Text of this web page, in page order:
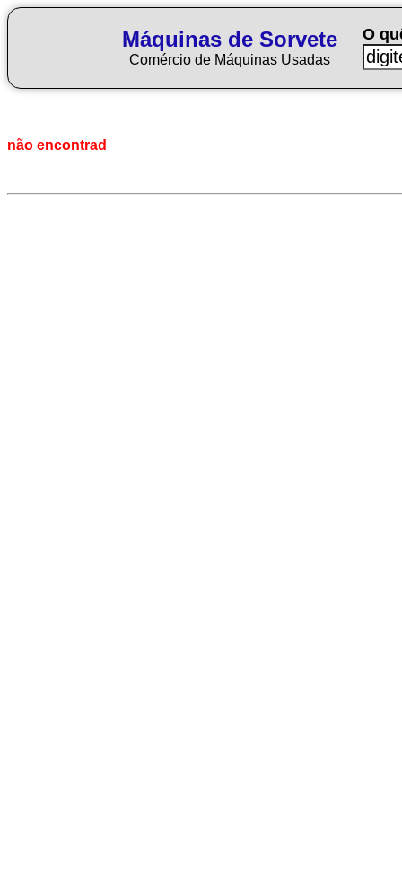
Máquinas de Sorvete
Comércio de Máquinas Usadas
O
não encontrad